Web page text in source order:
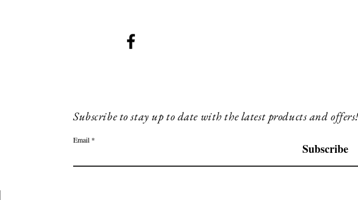
Subscribe to stay up to date with the latest products and
Email
Subscribe